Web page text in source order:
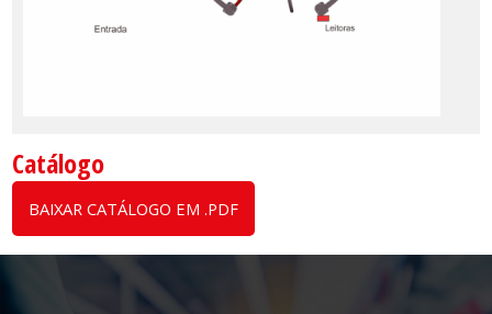
Catálogo
BAIXAR CATÁLOGO EM .PDF